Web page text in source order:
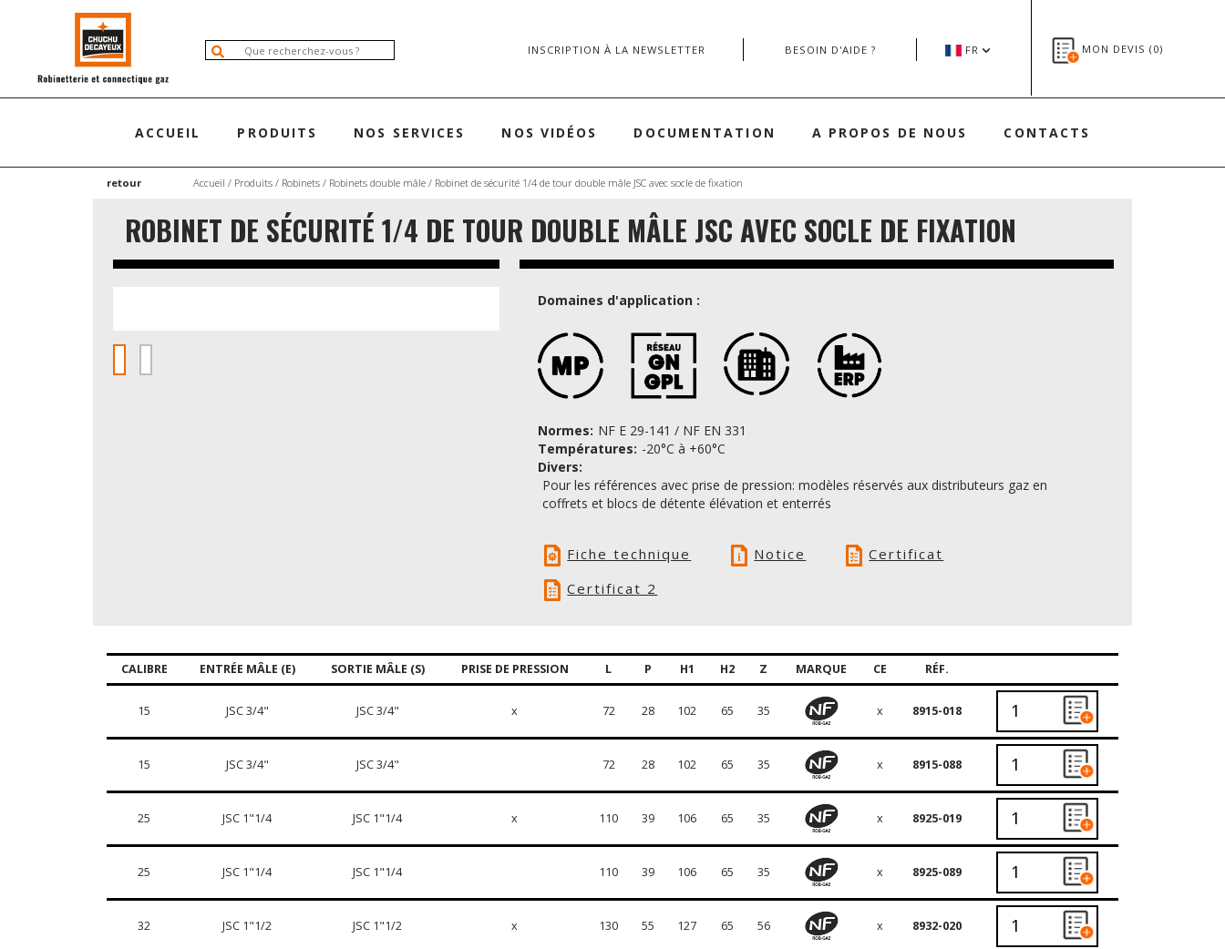
INSCRIPTION À LA NEWSLETTER BESOIN D'AIDE ? FR MON DEVIS (0)
ACCUEIL PRODUITS NOS SERVICES NOS VIDÉOS DOCUMENTATION A PROPOS DE NOUS CONTACTS
retour Accueil / Produits / Robinets / Robinets double mâle / Robinet de sécurité 1/4 de tour double mâle JSC avec socle de fixation
ROBINET DE SÉCURITÉ 1/4 DE TOUR DOUBLE MÂLE JSC AVEC SOCLE DE FIXATION
Domaines d'application :
Normes: NF E 29-141 / NF EN 331
Températures: -20°C à +60°C
Divers:
Pour les références avec prise de pression: modèles réservés aux distributeurs gaz en
coffrets et blocs de détente élévation et enterrés
Fiche technique Notice
Certificat
Certificat 2
CALIBRE ENTRÉE MÂLE (E) SORTIE MÂLE (S) PRISE DE PRESSION L P H1 H2 Z MARQUE CE RÉF.
15 JSC 3/4" JSC 3/4" x 72 28 102 65 35 x 8915-018
15 JSC 3/4" JSC 3/4" 72 28 102 65 35 x 8915-088
25 JSC 1"1/4 JSC 1"1/4 x 110 39 106 65 35 x 8925-019
25 JSC 1"1/4 JSC 1"1/4 110 39 106 65 35 x 8925-089
32 JSC 1"1/2 JSC 1"1/2 x 130 55 127 65 56 x 8932-020